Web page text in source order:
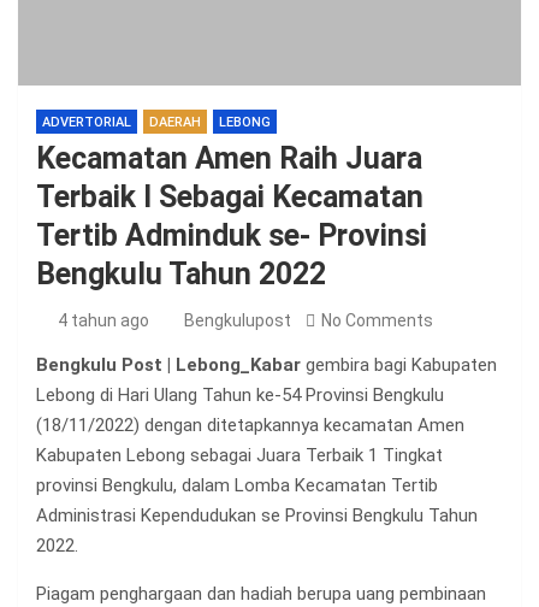
ADVERTORIAL DAERAH LEBONG
Kecamatan Amen Raih Juara
Terbaik I Sebagai Kecamatan
Tertib Adminduk se- Provinsi
Bengkulu Tahun 2022
4 tahun ago Bengkulupost No Comments
Bengkulu Post | Lebong_Kabar gembira bagi Kabupaten
Lebong di Hari Ulang Tahun ke-54 Provinsi Bengkulu
(18/11/2022) dengan ditetapkannya kecamatan Amen
Kabupaten Lebong sebagai Juara Terbaik 1 Tingkat
provinsi Bengkulu, dalam Lomba Kecamatan Tertib
Administrasi Kependudukan se Provinsi Bengkulu Tahun
2022.
Piagam penghargaan dan hadiah berupa uang pembinaan